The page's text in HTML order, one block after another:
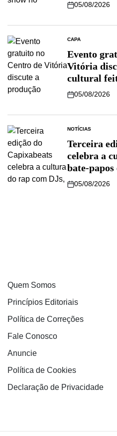
05/08/2026
CAPA
Evento
Vitória
cultural
05/08/2026
NOTÍCIAS
Terceira
celebra a
bate-papos
05/08/2026
Quem Somos
Princípios Editoriais
Política de Correções
Fale Conosco
Anuncie
Política de Cookies
Declaração de Privacidade